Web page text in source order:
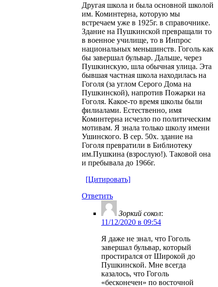
Другая школа и была основной школой
им. Коминтерна, которую мы
встречаем уже в 1925г. в справочнике.
Здание на Пушкинской превращали то
в военное училище, то в Инпрос
национальных меньшинств. Гоголь как
бы завершал бульвар. Дальше, через
Пушкинскую, шла обычная улица. Эта
бывшая частная школа находилась на
Гоголя (за углом Серого Дома на
Пушкинской), напротив Пожарки на
Гоголя. Какое-то время школы были
филиалами. Естественно, имя
Коминтерна исчезло по политическим
мотивам. Я знала только школу имени
Ушинского. В сер. 50х. здание на
Гоголя превратили в Библиотеку
им.Пушкина (взрослую!). Таковой она
и пребывала до 1966г.
[Цитировать]
Ответить
Зоркий сокол:
11/12/2020 в 09:54
Я даже не знал, что Гоголь
завершал бульвар, который
простирался от Широкой до
Пушкинской. Мне всегда
казалось, что Гоголь
«бесконечен» по восточной